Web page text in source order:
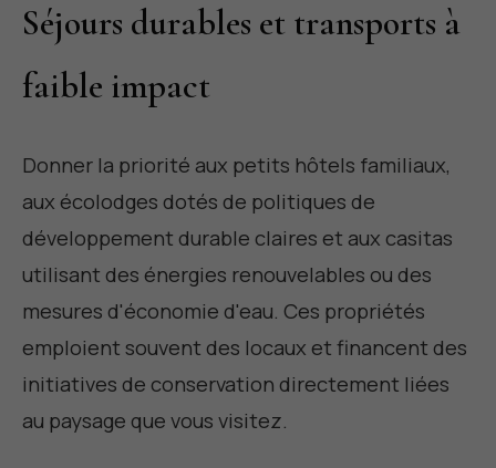
Séjours durables et transports à
faible impact
Donner la priorité aux petits hôtels familiaux,
aux écolodges dotés de politiques de
développement durable claires et aux casitas
utilisant des énergies renouvelables ou des
mesures d'économie d'eau. Ces propriétés
emploient souvent des locaux et financent des
initiatives de conservation directement liées
au paysage que vous visitez.